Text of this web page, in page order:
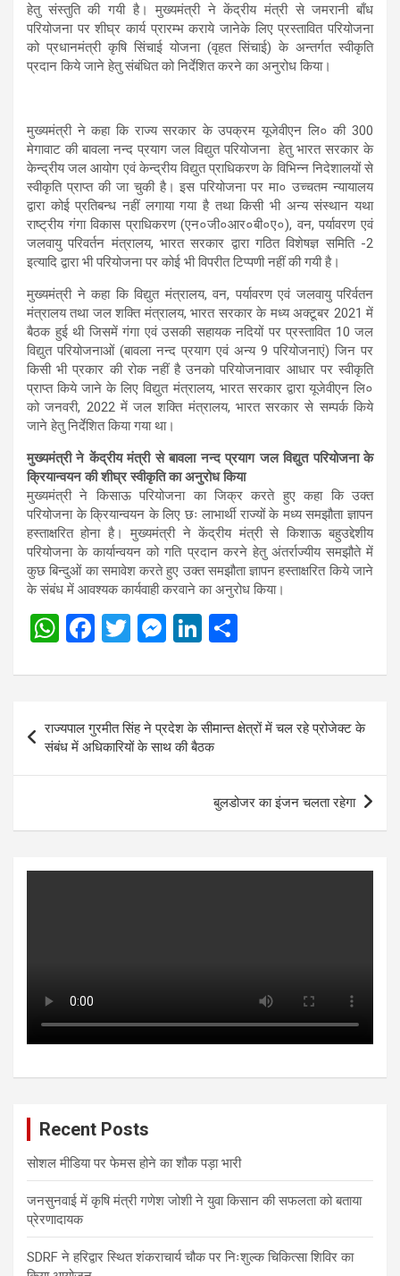
हेतु संस्तुति की गयी है। मुख्यमंत्री ने केंद्रीय मंत्री से जमरानी बाँध
परियोजना पर शीघ्र कार्य प्रारम्भ कराये जानेके लिए प्रस्तावित परियोजना
को प्रधानमंत्री कृषि सिंचाई योजना (वृहत सिंचाई) के अन्तर्गत स्वीकृति
प्रदान किये जाने हेतु संबंधित को निर्देशित करने का अनुरोध किया।
मुख्यमंत्री ने कहा कि राज्य सरकार के उपक्रम यूजेवीएन लि० की 300
मेगावाट की बावला नन्द प्रयाग जल विद्युत परियोजना हेतु भारत सरकार के
केन्द्रीय जल आयोग एवं केन्द्रीय विद्युत प्राधिकरण के विभिन्न निदेशालयों से
स्वीकृति प्राप्त की जा चुकी है। इस परियोजना पर मा० उच्चतम न्यायालय
द्वारा कोई प्रतिबन्ध नहीं लगाया गया है तथा किसी भी अन्य संस्थान यथा
राष्ट्रीय गंगा विकास प्राधिकरण (एन०जी०आर०बी०ए०), वन, पर्यावरण एवं
जलवायु परिवर्तन मंत्रालय, भारत सरकार द्वारा गठित विशेषज्ञ समिति -2
इत्यादि द्वारा भी परियोजना पर कोई भी विपरीत टिप्पणी नहीं की गयी है।
मुख्यमंत्री ने कहा कि विद्युत मंत्रालय, वन, पर्यावरण एवं जलवायु परिर्वतन
मंत्रालय तथा जल शक्ति मंत्रालय, भारत सरकार के मध्य अक्टूबर 2021 में
बैठक हुई थी जिसमें गंगा एवं उसकी सहायक नदियों पर प्रस्तावित 10 जल
विद्युत परियोजनाओं (बावला नन्द प्रयाग एवं अन्य 9 परियोजनाएं) जिन पर
किसी भी प्रकार की रोक नहीं है उनको परियोजनावार आधार पर स्वीकृति
प्राप्त किये जाने के लिए विद्युत मंत्रालय, भारत सरकार द्वारा यूजेवीएन लि०
को जनवरी, 2022 में जल शक्ति मंत्रालय, भारत सरकार से सम्पर्क किये
जाने हेतु निर्देशित किया गया था।
मुख्यमंत्री ने केंद्रीय मंत्री से बावला नन्द प्रयाग जल विद्युत परियोजना के
क्रियान्वयन की शीघ्र स्वीकृति का अनुरोध किया
मुख्यमंत्री ने किसाऊ परियोजना का जिक्र करते हुए कहा कि उक्त
परियोजना के क्रियान्वयन के लिए छः लाभार्थी राज्यों के मध्य समझौता ज्ञापन
हस्ताक्षरित होना है। मुख्यमंत्री ने केंद्रीय मंत्री से किशाऊ बहुउद्देशीय
परियोजना के कार्यान्वयन को गति प्रदान करने हेतु अंतर्राज्यीय समझौते में
कुछ बिन्दुओं का समावेश करते हुए उक्त समझौता ज्ञापन हस्ताक्षरित किये जाने
के संबंध में आवश्यक कार्यवाही करवाने का अनुरोध किया।
W
at
A
p
F
ce
b
o
o
T
tt
er
M
se
n
g
er
Li
ke
dI
n
ar
e
navigation
राज्यपाल गुरमीत सिंह ने प्रदेश के सीमान्त क्षेत्रों में चल रहे प्रोजेक्ट के
संबंध में अधिकारियों के साथ की बैठक
बुलडोजर का इंजन चलता रहेगा
Recent Posts
सोशल मीडिया पर फेमस होने का शौक पड़ा भारी
जनसुनवाई में कृषि मंत्री गणेश जोशी ने युवा किसान की सफलता को बताया
प्रेरणादायक
SDRF ने हरिद्वार स्थित शंकराचार्य चौक पर निःशुल्क चिकित्सा शिविर का